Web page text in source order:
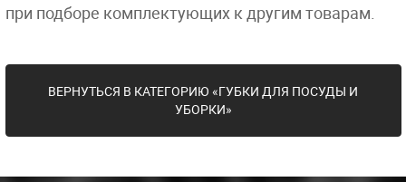
при подборе комплектующих к другим товарам.
ВЕРНУТЬСЯ В КАТЕГОРИЮ «ГУБКИ ДЛЯ ПОСУДЫ И
УБОРКИ»